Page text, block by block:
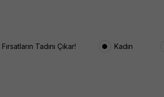
Tadını Çıkar! Kadın